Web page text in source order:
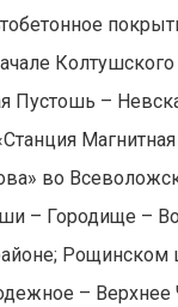
Пустошь –
во
– Городище –
Рощинском
– Верхнее